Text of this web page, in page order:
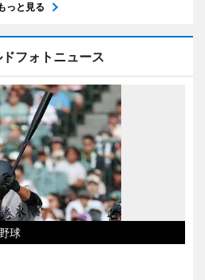
っと見る
ドフォトニュース
球